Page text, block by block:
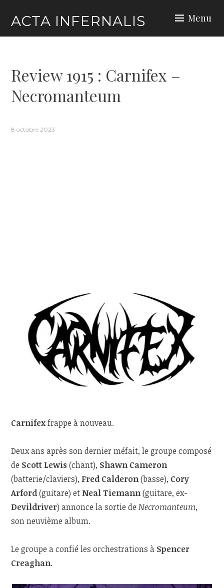
content
ACTA INFERNALIS Menu
Review 1915 : Carnifex –
Necromanteum
8 octobre 2023
Carnifexfrappe à nouveau.
Deux ans après son dernier méfait, le groupe composé
de Scott Lewis(chant), Shawn Cameron
(batterie/claviers), Fred Calderon(basse), Cory
Arford(guitare) et Neal Tiemann(guitare, ex-
Devildriver) annonce la sortie deNecromanteum,
son neuvième album.
Le groupe a confié les orchestrations à Spencer
Creaghan.